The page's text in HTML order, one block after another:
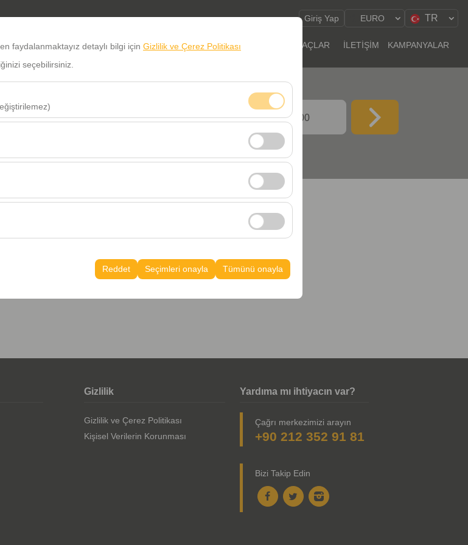
faydalanmaktayız detaylı bilgi için Gizlilik ve Çerez Politikası
seçebilirsiniz.
oturum yönetimi ve temel işlevler için gereklidir. Devre dışı
sayısı, en çok ziyaret edilen sayfalar, kullanıcı davranışları)
ölçmek ve kullanıcı deneyimini sürekli iyileştirmek için
reklamlar göstermemize ve reklam kampanyalarımızın
olanak tanır.
amacıyla kullanılır.
Reddet Seçimleri onayla Tümünü onayla
Giriş Yap TR
EURO
HAKKIMIZDA UZUN DÖNEM KİRALAMA KİRALAMA NOKTALARI ARAÇLAR İLETİŞİM KAMPANYALAR
09:00 09:00
Gizlilik
Gizlilik ve Çerez Politikası
Kişisel Verilerin Korunması
Yardıma mı ihtiyacın var?
Çağrı merkezimizi arayın
+90 212 352 91 81
Bizi Takip Edin